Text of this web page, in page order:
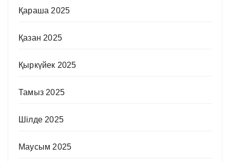
Қараша 2025
Қазан 2025
Қыркүйек 2025
Тамыз 2025
Шілде 2025
Маусым 2025